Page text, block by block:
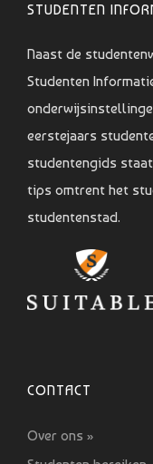
STUDENTEN
Naast de
Studenten
eerstejaars
studentengids
tips omtrent het
studentenstad.
CONTACT
Over ons »